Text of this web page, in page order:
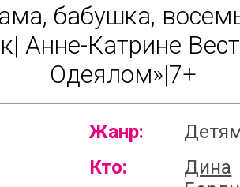
бабушка,
Анне-Катрине
Одеялом»|7+
Жанр:
Кто:
Дина